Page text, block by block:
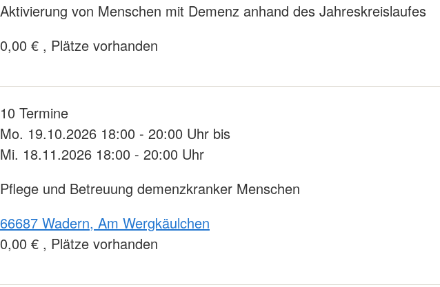
Aktivierung von Menschen mit Demenz anhand des Jahreskreislaufes
0,00 € , Plätze vorhanden
10 Termine
Mo. 19.10.2026 18:00 - 20:00 Uhr bis
Mi. 18.11.2026 18:00 - 20:00 Uhr
Pflege und Betreuung demenzkranker Menschen
66687 Wadern, Am Wergkäulchen
0,00 € , Plätze vorhanden